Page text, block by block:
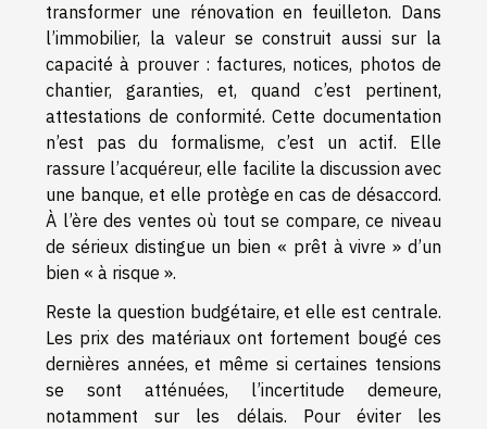
transformer une rénovation en feuilleton. Dans
l’immobilier, la valeur se construit aussi sur la
capacité à prouver : factures, notices, photos de
chantier, garanties, et, quand c’est pertinent,
attestations de conformité. Cette documentation
n’est pas du formalisme, c’est un actif. Elle
rassure l’acquéreur, elle facilite la discussion avec
une banque, et elle protège en cas de désaccord.
À l’ère des ventes où tout se compare, ce niveau
de sérieux distingue un bien « prêt à vivre » d’un
bien « à risque ».
Reste la question budgétaire, et elle est centrale.
Les prix des matériaux ont fortement bougé ces
dernières années, et même si certaines tensions
se sont atténuées, l’incertitude demeure,
notamment sur les délais. Pour éviter les